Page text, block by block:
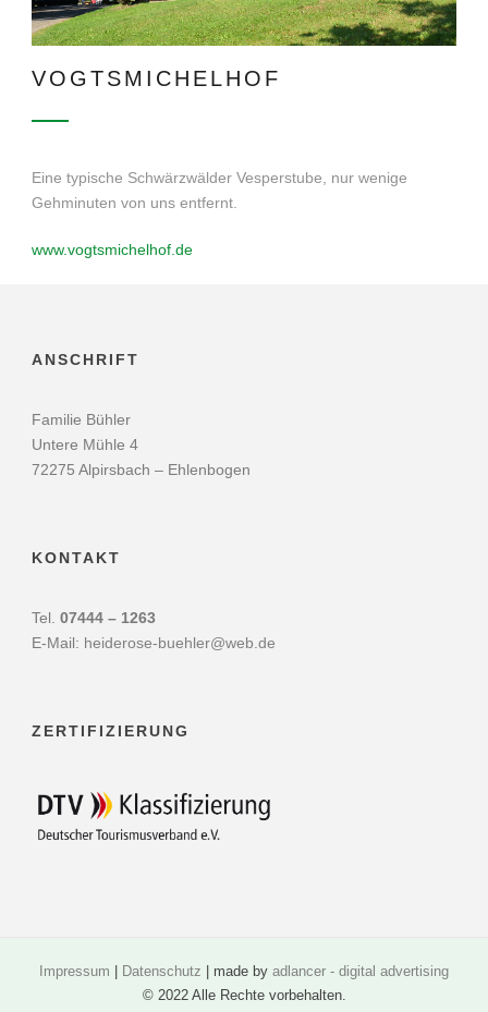
VOGTSMICHELHOF
Eine typische Schwärzwälder Vesperstube, nur wenige
Gehminuten von uns entfernt.
www.vogtsmichelhof.de
ANSCHRIFT
Familie Bühler
Untere Mühle 4
72275 Alpirsbach – Ehlenbogen
KONTAKT
Tel. 07444 – 1263
E-Mail: heiderose-buehler@web.de
ZERTIFIZIERUNG
Impressum Datenschutz | made by adlancer - digital advertising
© 2022 Alle Rechte vorbehalten.